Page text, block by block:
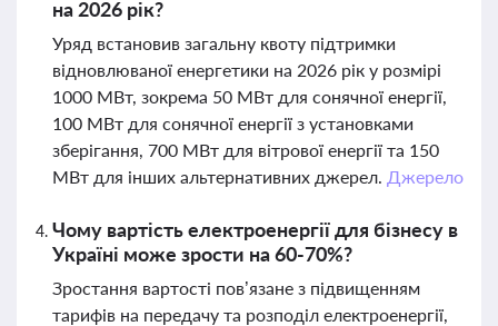
на 2026 рік?
Уряд встановив загальну квоту підтримки
відновлюваної енергетики на 2026 рік у розмірі
1000 МВт, зокрема 50 МВт для сонячної енергії,
100 МВт для сонячної енергії з установками
зберігання, 700 МВт для вітрової енергії та 150
МВт для інших альтернативних джерел. Джерело
Чому вартість електроенергії для бізнесу в
Україні може зрости на 60-70%?
Зростання вартості пов’язане з підвищенням
тарифів на передачу та розподіл електроенергії,